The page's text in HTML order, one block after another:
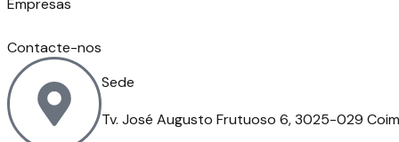
Empresas
Contacte-nos
Sede
Tv. José Augusto Frutuoso 6, 3025-029